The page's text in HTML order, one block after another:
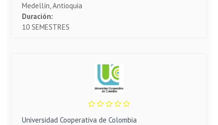
Medellín, Antioquia
Duración:
10 SEMESTRES
Universidad Cooperativa de Colombia